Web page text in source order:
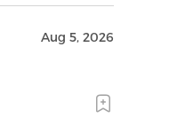
Aug 5, 2026